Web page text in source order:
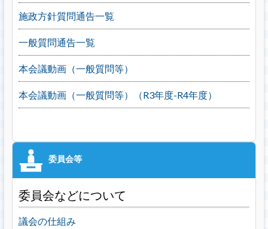
施政方針質問通告一覧
一般質問通告一覧
本会議動画（一般質問等）
本会議動画（一般質問等）（R3年度-R4年度）
委員会などについて
議会の仕組み